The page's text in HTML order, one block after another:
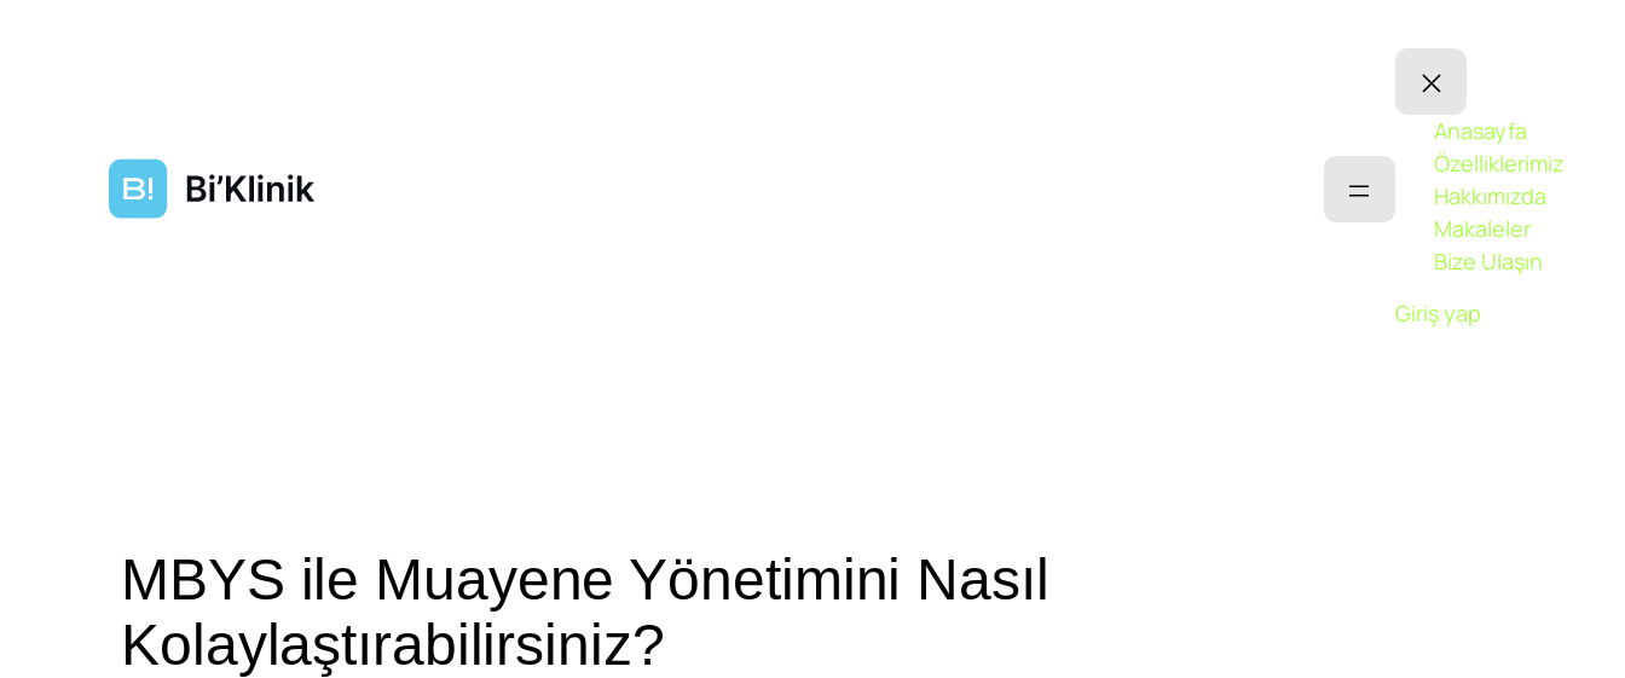
Anasayfa
Özelliklerimiz
Hakkımızda
Makaleler
Bize Ulaşın
Giriş yap
MBYS ile Muayene Yönetimini Nasıl
Kolaylaştırabilirsiniz?